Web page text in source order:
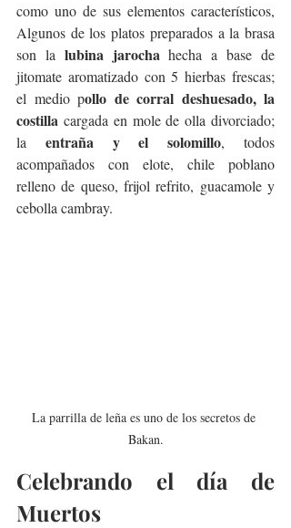
como uno de sus elementos característicos,
Algunos de los platos preparados a la brasa
son la lubina jarocha hecha a base de
jitomate aromatizado con 5 hierbas frescas;
el medio pollo de corral deshuesado, la
costilla cargada en mole de olla divorciado;
la entraña y el solomillo, todos
acompañados con elote, chile poblano
relleno de queso, frijol refrito, guacamole y
cebolla cambray.
La parrilla de leña es uno de los secretos de
Bakan.
Celebrando el día de
Muertos